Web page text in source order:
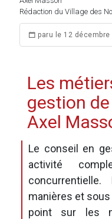
Rédaction du Village des
paru le 12 décembre
Les
gestion
Axel
Le conseil en
activité
manières et
point sur les